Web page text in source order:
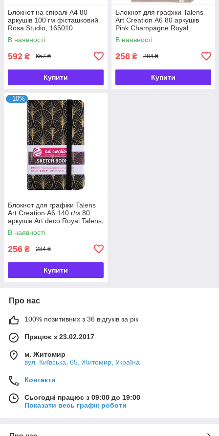
Блокнот на спіралі А4 80
аркушів 100 гм фісташковий
Rosa Studio, 165010
В наявності
592 ₴ 657 ₴
Купити
Блокнот для графіки Talens
Art Creation А6 80 аркушів
Pink Champagne Royal
Talens, 9314241
В наявності
256 ₴ 284 ₴
Купити
–10%
Блокнот для графіки Talens
Art Creation А6 140 г/м 80
аркушів Art deco Royal Talens,
9314151
В наявності
256 ₴ 284 ₴
Купити
Про нас
100% позитивних з 36 відгуків за рік
Працює з 23.02.2017
м. Житомир
вул. Київська, 65, Житомир, Україна
Контакти
Сьогодні працює з 09:00 до 19:00
Показати весь графік роботи